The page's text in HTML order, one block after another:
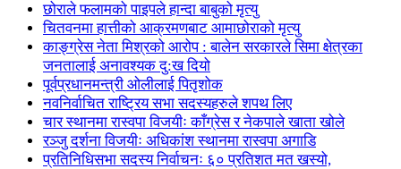
छोराले फलामको पाइपले हान्दा बाबुको मृत्यु
चितवनमा हात्तीको आक्रमणबाट आमाछोराको मृत्यु
काङ्ग्रेस नेता मिश्रको आरोप : बालेन सरकारले सिमा क्षेत्रका
जनतालाई अनावश्यक दु:ख दियो
पूर्वप्रधानमन्त्री ओलीलाई पितृशोक
नवनिर्वाचित राष्ट्रिय सभा सदस्यहरुले शपथ लिए
चार स्थानमा रास्वपा विजयीः काँग्रेस र नेकपाले खाता खोले
रञ्जु दर्शना विजयीः अधिकांश स्थानमा रास्वपा अगाडि
प्रतिनिधिसभा सदस्य निर्वाचनः ६० प्रतिशत मत खस्यो,